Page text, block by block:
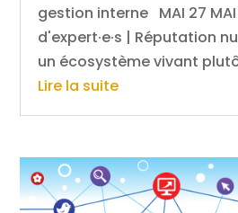
gestion interne MAI 27
d'expert·e·s | Réputation
un écosystème vivant
Lire la suite